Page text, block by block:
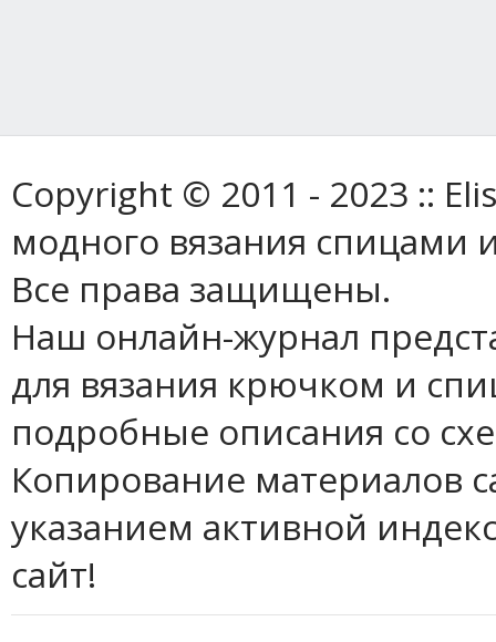
Copyright © 2011 - 2023 ::
модного вязания спицами
Все права защищены.
Наш онлайн-журнал
для вязания крючком и
подробные описания со
Копирование материалов
указанием активной
сайт!